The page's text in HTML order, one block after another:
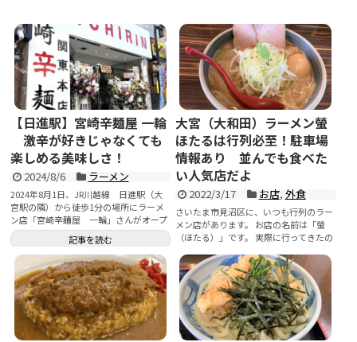
【日進駅】宮崎辛麺屋 一輪
激辛が好きじゃなくても
楽しめる美味しさ！
2024/8/6 ラーメン
2024年8月1日、JR川越線 日進駅（大
宮駅の隣）から徒歩1分の場所にラーメ
ン店「宮崎辛麺屋 一輪」さんがオープ
ンしま...
記事を読む
大宮（大和田）ラーメン螢
ほたるは行列必至！駐車場
情報あり 並んでも食べた
い人気店だよ
2022/3/17 お店, 外食
さいたま市見沼区に、いつも行列のラー
メン店があります。 お店の名前は「螢
（ほたる）」です。 実際に行ってきたの
記事を読む